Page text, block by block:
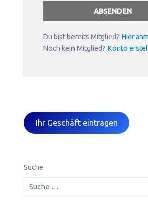
Du bist bereits Mitglied? Hier
Noch kein Mitglied? Konto
Ihr Geschäft eintragen
Suche